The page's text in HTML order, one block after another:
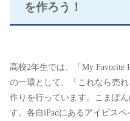
を作ろう！
高校2年生では、「My Favorite
の一環として、「これなら売
作りを行っています。こまぽ
す。各自iPadにあるアイビス